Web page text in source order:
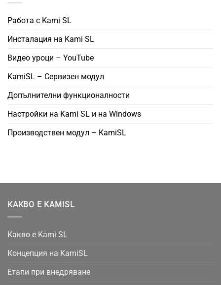
Работа с Kami SL
Инсталация на Kami SL
Видео уроци – YouTube
KamiSL – Сервизен модул
Допълнителни функционалности
Настройки на Kami SL и на Windows
Производствен модул – KamiSL
КАКВО Е KAMISL
Какво е Kami SL
Концепция на KamiSL
Етапи при внедряване